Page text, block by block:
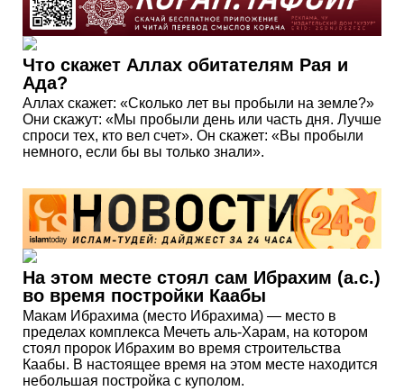
Что скажет Аллах обитателям Рая и
Ада?
Аллах скажет: «Сколько лет вы пробыли на земле?»
Они скажут: «Мы пробыли день или часть дня. Лучше
спроси тех, кто вел счет». Он скажет: «Вы пробыли
немного, если бы вы только знали».
На этом месте стоял сам Ибрахим (а.с.)
во время постройки Каабы
Макам Ибрахима (место Ибрахима) — место в
пределах комплекса Мечеть аль-Харам, на котором
стоял пророк Ибрахим во время строительства
Каабы. В настоящее время на этом месте находится
небольшая постройка с куполом.